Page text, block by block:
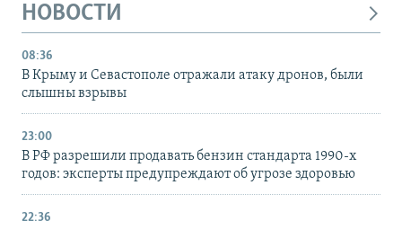
НОВОСТИ
08:36
В Крыму и Севастополе отражали атаку дронов, были
слышны взрывы
23:00
В РФ разрешили продавать бензин стандарта 1990-х
годов: эксперты предупреждают об угрозе здоровью
22:36